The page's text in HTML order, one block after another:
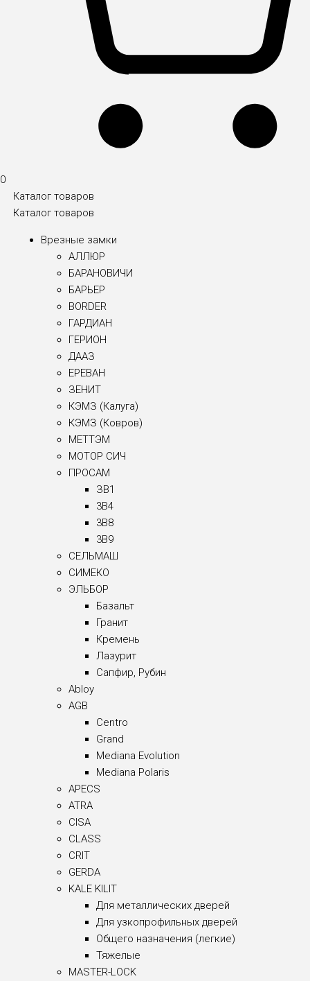
0
Каталог товаров
Каталог товаров
Врезные замки
АЛЛЮР
БАРАНОВИЧИ
БАРЬЕР
BORDER
ГАРДИАН
ГЕРИОН
ДААЗ
ЕРЕВАН
ЗЕНИТ
КЭМЗ (Калуга)
КЭМЗ (Ковров)
МЕТТЭМ
МОТОР СИЧ
ПРОСАМ
ЗВ1
3B4
3B8
3B9
СЕЛЬМАШ
СИМЕКО
ЭЛЬБОР
Базальт
Гранит
Кремень
Лазурит
Сапфир, Рубин
Abloy
AGB
Centro
Grand
Mediana Evolution
Mediana Polaris
APECS
ATRA
CISA
CLASS
CRIT
GERDA
KALE KILIT
Для металлических дверей
Для узкопрофильных дверей
Общего назначения (легкие)
Тяжелые
MASTER-LOCK